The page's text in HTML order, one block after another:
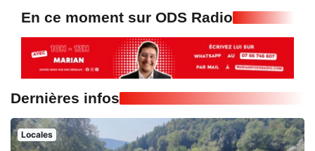
En ce moment sur ODS Radio
Dernières infos
Locales